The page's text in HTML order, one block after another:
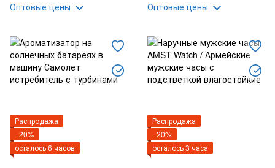
Оптовые цены Оптовые цены
Распродажа
−20%
осталось 6 часов
Распродажа
−20%
осталось 3 часа